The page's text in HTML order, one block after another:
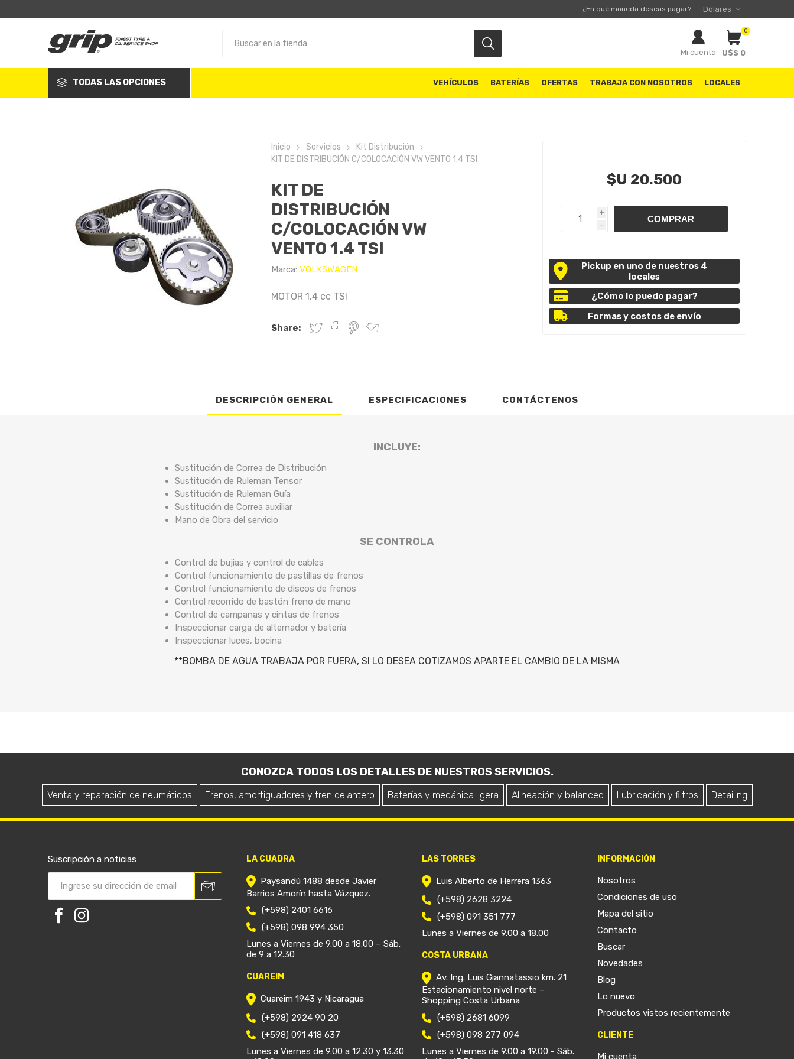
¿En qué moneda deseas pagar?
Mi cuenta
0
U$S 0
TODAS LAS OPCIONES VEHÍCULOS BATERÍAS OFERTAS TRABAJA CON NOSOTROS LOCALES
Inicio Servicios
Kit Distribución
KIT DE DISTRIBUCIÓN C/COLOCACIÓN VW VENTO 1.4 TSI
KIT DE
DISTRIBUCIÓN
C/COLOCACIÓN VW
VENTO 1.4 TSI
Marca: VOLKSWAGEN
MOTOR 1.4 cc TSI
Share:
$U 20.500
i
h
Pickup en uno de nuestros 4
locales
¿Cómo lo puedo pagar?
Formas y costos de envío
DESCRIPCIÓN GENERAL ESPECIFICACIONES CONTÁCTENOS
INCLUYE:
Sustitución de Correa de Distribución
Sustitución de Ruleman Tensor
Sustitución de Ruleman Guía
Sustitución de Correa auxiliar
Mano de Obra del servicio
SE CONTROLA
Control de bujias y control de cables
Control funcionamiento de pastillas de frenos
Control funcionamiento de discos de frenos
Control recorrido de bastón freno de mano
Control de campanas y cintas de frenos
Inspeccionar carga de alternador y batería
Inspeccionar luces, bocina
**BOMBA DE AGUA TRABAJA POR FUERA, SI LO DESEA COTIZAMOS APARTE EL CAMBIO DE LA MISMA
CONOZCA TODOS LOS DETALLES DE NUESTROS SERVICIOS.
Venta y reparación de neumáticos Frenos, amortiguadores y tren delantero Baterías y mecánica ligera Alineación y balanceo Lubricación y filtros Detailing
Suscripción a noticias LA CUADRA
Paysandú 1488 desde Javier
Barrios Amorín hasta Vázquez.
(+598) 2401 6616
(+598) 098 994 350
Lunes a Viernes de 9.00 a 18.00 – Sáb.
de 9 a 12.30
CUAREIM
Cuareim 1943 y Nicaragua
(+598) 2924 90 20
(+598) 091 418 637
Lunes a Viernes de 9.00 a 12.30 y 13.30
LAS TORRES
Luis Alberto de Herrera 1363
(+598) 2628 3224
(+598) 091 351 777
Lunes a Viernes de 9.00 a 18.00
COSTA URBANA
Av. Ing. Luis Giannatassio km. 21
Estacionamiento nivel norte –
Shopping Costa Urbana
(+598) 2681 6099
(+598) 098 277 094
Lunes a Viernes de 9.00 a 19.00 - Sáb.
INFORMACIÓN
Nosotros
Condiciones de uso
Mapa del sitio
Contacto
Buscar
Novedades
Blog
Lo nuevo
Productos vistos recientemente
CLIENTE
Mi cuenta